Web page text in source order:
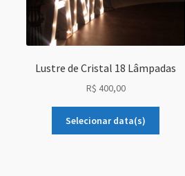
Lustre de Cristal 18 Lâmpadas
R$ 400,00
Selecionar data(s)